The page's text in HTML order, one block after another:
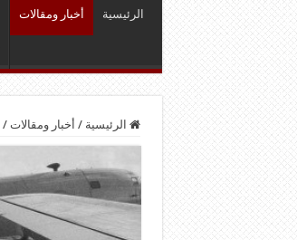
الرئيسية أخبار ومقالات
الرئيسية / أخبار ومقالات /